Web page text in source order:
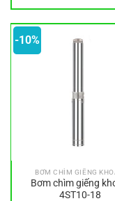
-10%
BƠM CHÌM GIẾNG
Bơm chìm giếng
4ST10-18